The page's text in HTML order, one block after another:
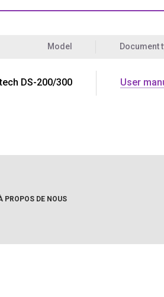
Model Document
DS-200/300 User
PROPOS DE NOUS